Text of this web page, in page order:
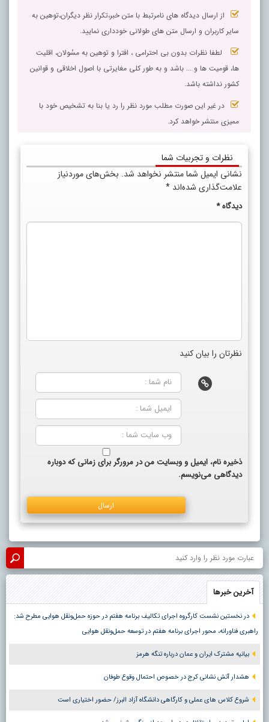
از ارسال دیدگاه های نامرتبط با متن خبر،تکرار نظر دیگران،توهین به
سایر کاربران و ارسال متن های طولانی خودداری نمایید.
لطفا نظرات بدون بی احترامی ، افترا و توهین به مسٔولان، اقلیت
ها، قومیت ها و ... باشد و به طور کلی مغایرتی با اصول اخلاقی و قوانین
کشور نداشته باشد.
در غیر این صورت مطلب مورد نظر را رد یا بنا به تشخیص خود با
ممیزی منتشر خواهد کرد.
نظرات و تجربیات شما
نشانی ایمیل شما منتشر نخواهد شد. بخش‌های موردنیاز
علامت‌گذاری شده‌اند *
دیدگاه*
نظرتان را بیان کنید
ذخیره نام، ایمیل و وبسایت من در مرورگر برای زمانی که دوباره
دیدگاهی می‌نویسم.
آخرین خبرها
در نخستین نشست کارگروه اجرای تکالیف برنامه هفتم در حوزه حمل‌ونقل هوایی مطرح شد:
راهبری فناورانه، محور اجرای برنامه هفتم در توسعه حمل‌ونقل هوایی
بیانیه مشترک ایران و عمان درباره تنگه هرمز
هشدار آتش نشانی کرج در خصوص احتمال وقوع طوفان
شروع کلاس های عملی و کارگاهی دانشگاه آزاد البرز/ حضور اختیاری است